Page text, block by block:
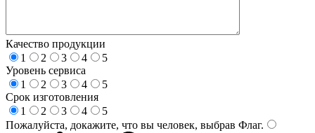
Качество продукции
1
2 3 4
5
Уровень сервиса
1
2 3 4
5
Срок изготовления
1
2 3 4
5
Пожалуйста, докажите, что вы человек, выбрав Флаг.